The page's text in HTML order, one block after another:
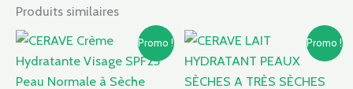
Produits similaires
Promo !
Le
initial
était :
Le
prix
actuel
est :
Promo !
Le
initial
était :
Le
prix
actuel
est :